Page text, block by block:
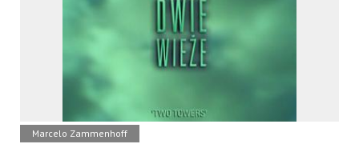
Marcelo Zammenhoff